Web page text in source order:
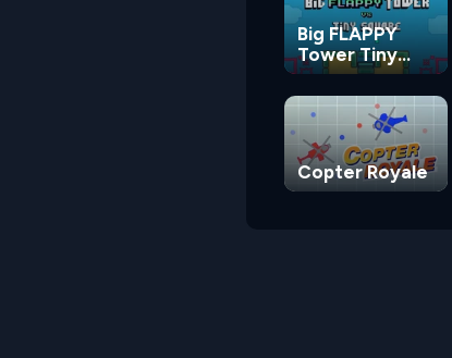
Big FLAPPY
Tower Tiny
Square
Copter Royale